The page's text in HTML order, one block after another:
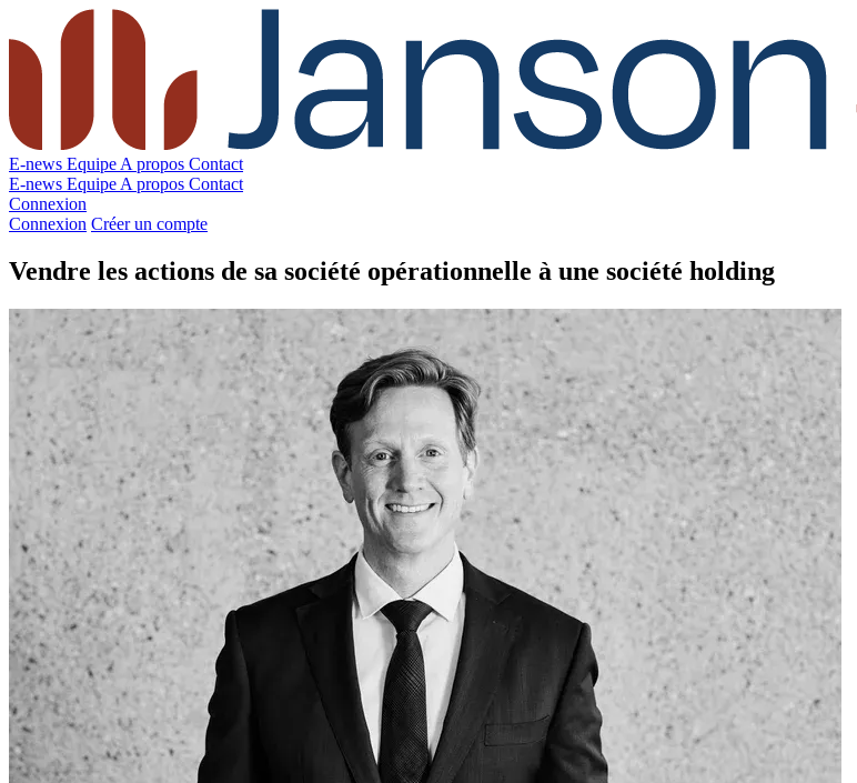
E-news Equipe A propos Contact
E-news Equipe A propos Contact
Connexion
Connexion Créer un compte
Vendre les actions de sa société opérationnelle à une société holding